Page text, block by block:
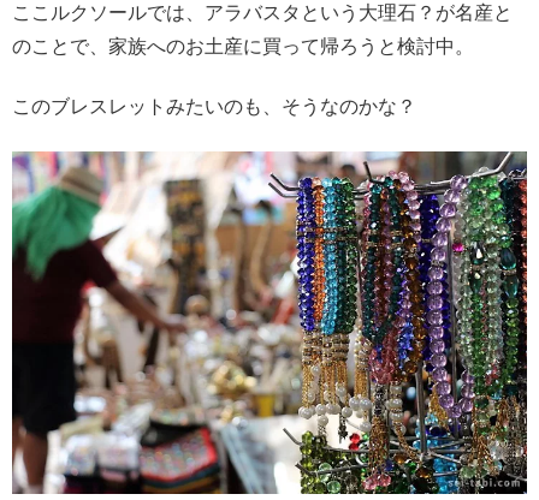
ここルクソールでは、アラバスタという大理石？が名産と
のことで、家族へのお土産に買って帰ろうと検討中。
このブレスレットみたいのも、そうなのかな？